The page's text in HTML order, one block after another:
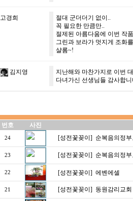
고경희
절대 군더더기 없이..
꼭 필요한 만큼만..
절제된 아름다움에 이번 작
그린과 보라가 멋지게 조화
샬롬~!
김지영
지난해와 마찬가지로 이번
다녀가신 선생님들 감사합
번호 사진
24 [성전꽃꽂이] 순복음의정
23 [성전꽃꽂이] 순복음의정
22 [성전꽃꽂이] 에벤에셀
21 [성전꽃꽂이] 동원감리교회